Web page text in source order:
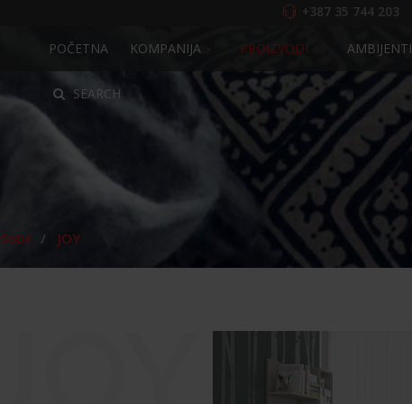
POČETNA KOMPANIJA PROIZVODI AMBIJENTI
SEARCH
+387 35 744 203
Sobe JOY